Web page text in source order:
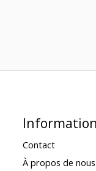
Contact
À propos de nous